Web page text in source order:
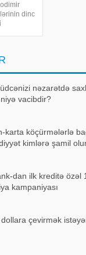
dinc
b
nəzarətdə
niyə vacibdir?
karta köçürmələrlə
kimlərə şamil
dan ilk kreditə özəl
kampaniyası
çevirmək